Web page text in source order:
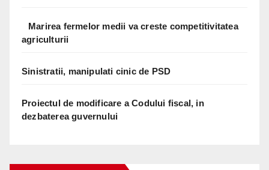
Marirea fermelor medii va creste competitivitatea
agriculturii
Sinistratii, manipulati cinic de PSD
Proiectul de modificare a Codului fiscal, in
dezbaterea guvernului